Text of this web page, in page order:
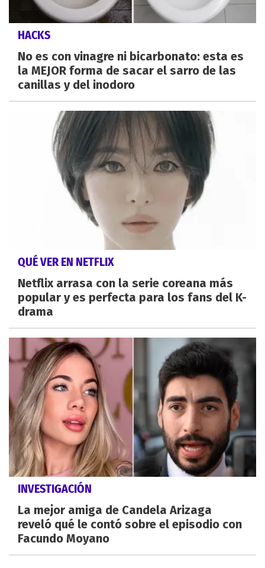
HACKS
No es con vinagre ni bicarbonato: esta es
la MEJOR forma de sacar el sarro de las
canillas y del inodoro
QUÉ VER EN NETFLIX
Netflix arrasa con la serie coreana más
popular y es perfecta para los fans del K-
drama
INVESTIGACIÓN
La mejor amiga de Candela Arizaga
reveló qué le contó sobre el episodio con
Facundo Moyano